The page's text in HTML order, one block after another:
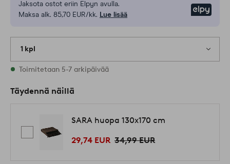
Jaksota ostot eriin Elpyn avulla.
Maksa alk. 85,70 EUR/kk. Lue lisää
1 kpl
Varastossa
Toimitetaan 5-7 arkipäivää
Täydennä näillä
SARA huopa 130x170 cm
29,74 EUR 34,99 EUR